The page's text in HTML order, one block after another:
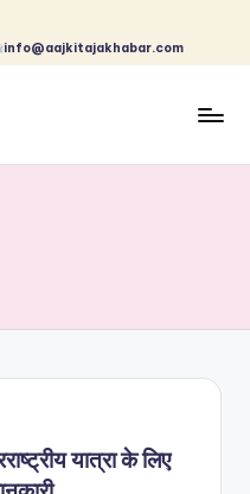
info@aajkitajakhabar.com
यात्रा के लिए